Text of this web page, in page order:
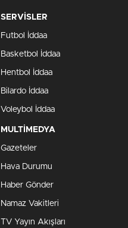
SERVİSLER
Futbol İddaa
Basketbol İddaa
Hentbol İddaa
Bilardo İddaa
Voleybol İddaa
MULTİMEDYA
Gazeteler
Hava Durumu
Haber Gönder
Namaz Vakitleri
TV Yayın Akışları